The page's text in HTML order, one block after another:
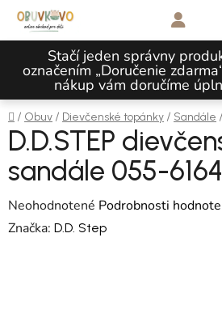
Prejsť na obsah
Stačí jeden správny
označením „Doručenie
nákup vám doručíme
Domov
/ Obuv / Dievčenské topánky / Sandále /
D.D.STEP
sandále 055-
Priemerné hodnotenie produktu je
Neohodnotené Podrobnosti
Značka: D.D. Step